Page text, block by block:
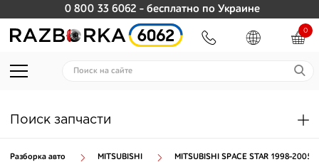
0 800 33 6062 - бесплатно по Украине
0
Поиск запчасти
Разборка авто MITSUBISHI MITSUBISHI SPACE STAR 1998-2005